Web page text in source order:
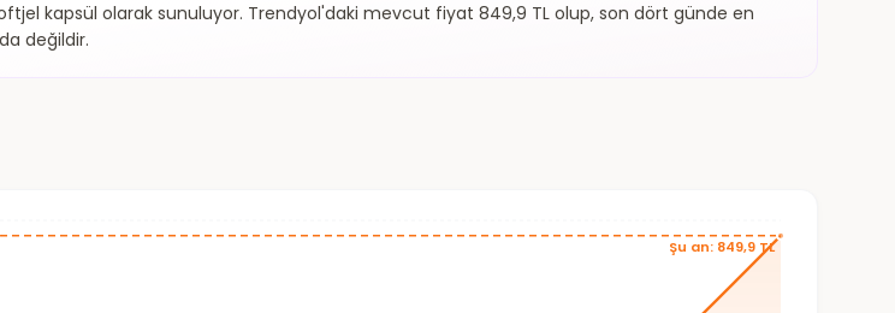
kapsül olarak sunuluyor. Trendyol'daki mevcut fiyat 849,9 TL olup, son dört günde en
değildir.
Şu an: 849,9 TL